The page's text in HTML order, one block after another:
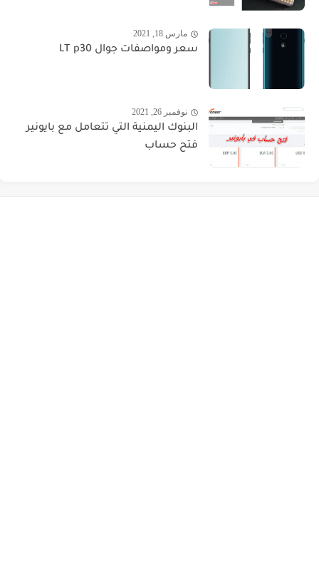
مارس 18, 2021
سعر ومواصفات جوال LT p30
نوفمبر 26, 2021
البنوك اليمنية التي تتعامل مع بايونير
فتح حساب